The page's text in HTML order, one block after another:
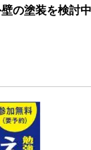
の塗装を検討